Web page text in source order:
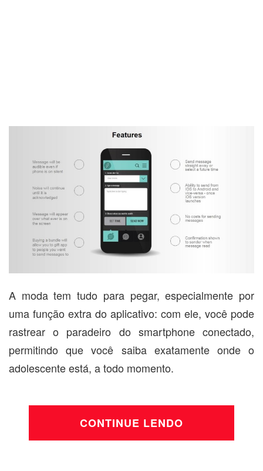
A moda tem tudo para pegar, especialmente por
uma função extra do aplicativo: com ele, você pode
rastrear o paradeiro do smartphone conectado,
permitindo que você saiba exatamente onde o
adolescente está, a todo momento.
CONTINUE LENDO